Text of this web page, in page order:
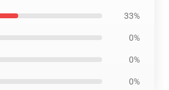
33%
0%
0%
0%